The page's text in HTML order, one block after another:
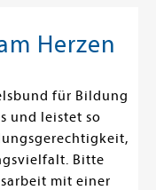
Herzen
für Bildung
und leistet so
Bitte
mit einer